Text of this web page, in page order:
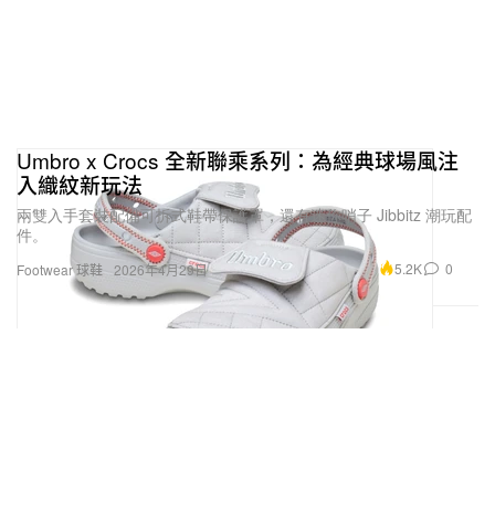
Footwear 球鞋
Umbro x Crocs 全新聯乘系列：為經典球場風注
入織紋新玩法
兩雙入手套裝配備可拆式鞋帶保護罩，還有迷你哨子 Jibbitz 潮玩配
件。
2026年4月29日 5.2K 0